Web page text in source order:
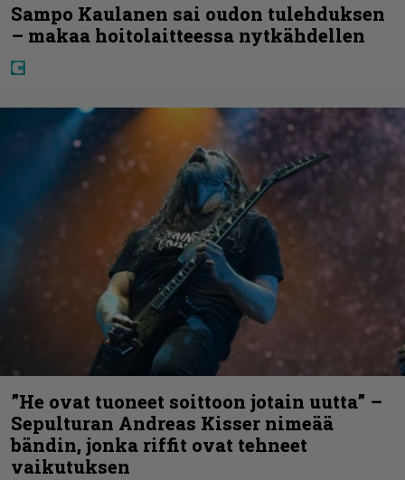
Sampo Kaulanen sai oudon tulehduksen
– makaa hoitolaitteessa nytkähdellen
”He ovat tuoneet soittoon jotain uutta” –
Sepulturan Andreas Kisser nimeää
bändin, jonka riffit ovat tehneet
vaikutuksen